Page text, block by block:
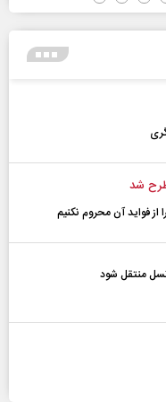
شد
از فواید آن محروم نکنیم
منتقل شود